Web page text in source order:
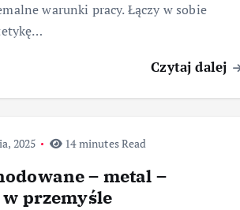
warunki pracy. Łączy w sobie
Czytaj dalej
2025 14 minutes Read
– metal –
przemyśle